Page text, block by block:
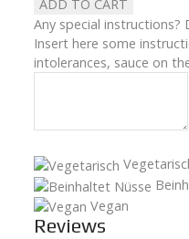
ADD TO CART
Any special instructions?
Insert here some
intolerances, sauce on
Vegan
Reviews